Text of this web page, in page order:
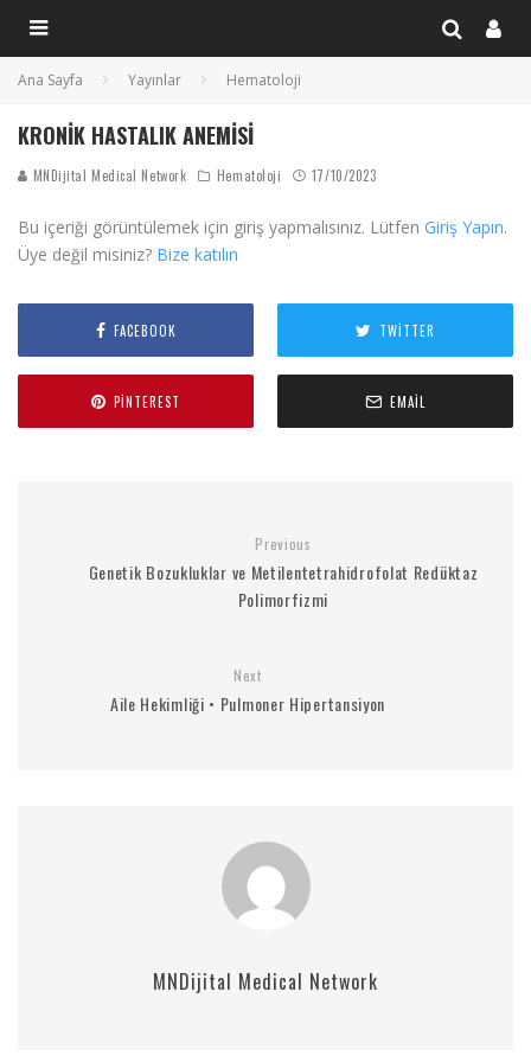
Ana Sayfa Yayınlar Hematoloji
KRONIK HASTALIK ANEMISI
MNDijital Medical Network Hematoloji 17/10/2023
Bu içeriği görüntülemek için giriş yapmalısınız. Lütfen Giriş Yapın.
Üye değil misiniz? Bize katılın
FACEBOOK TWITTER
PINTEREST EMAIL
Previous
Genetik Bozukluklar ve Metilentetrahidrofolat Redüktaz
Polimorfizmi
Next
Aile Hekimliği • Pulmoner Hipertansiyon
MNDijital Medical Network